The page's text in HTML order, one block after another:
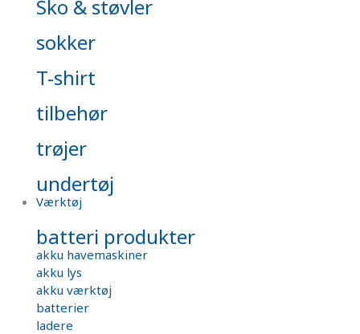
Sko & støvler
sokker
T-shirt
tilbehør
trøjer
undertøj
Værktøj
batteri produkter
akku havemaskiner
akku lys
akku værktøj
batterier
ladere